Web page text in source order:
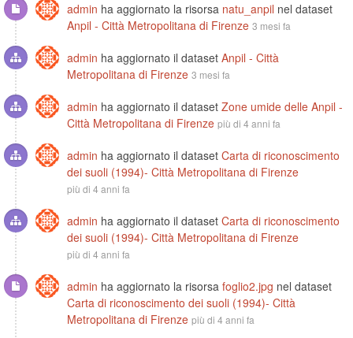
admin ha aggiornato la risorsa natu_anpil nel dataset
Anpil - Città Metropolitana di Firenze 3 mesi fa
admin ha aggiornato il dataset Anpil - Città
Metropolitana di Firenze 3 mesi fa
admin ha aggiornato il dataset Zone umide delle Anpil -
Città Metropolitana di Firenze più di 4 anni fa
admin ha aggiornato il dataset Carta di riconoscimento
dei suoli (1994)- Città Metropolitana di Firenze
più di 4 anni fa
admin ha aggiornato il dataset Carta di riconoscimento
dei suoli (1994)- Città Metropolitana di Firenze
più di 4 anni fa
admin ha aggiornato la risorsa foglio2.jpg nel dataset
Carta di riconoscimento dei suoli (1994)- Città
Metropolitana di Firenze più di 4 anni fa